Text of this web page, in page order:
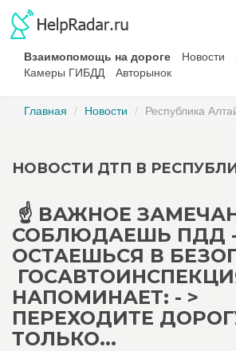
Взаимопомощь на дороге Новости
Камеры ГИБДД
Авторынок
Главная Новости Республика
НОВОСТИ ДТП В
☝ ВАЖНОЕ
СОБЛЮДАЕШЬ ПДД
ОСТАЕШЬСЯ В
НАПОМИНАЕТ: - >
ПЕРЕХОДИТЕ
ТОЛЬКО...